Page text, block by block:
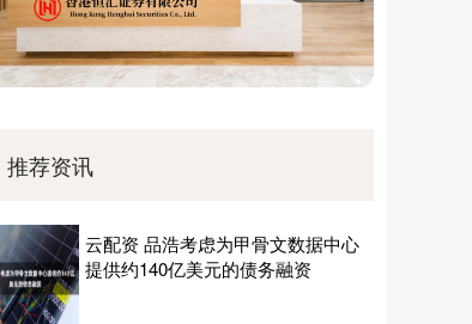
推荐资讯
云配资 品浩考虑为甲骨文数据中心
提供约140亿美元的债务融资